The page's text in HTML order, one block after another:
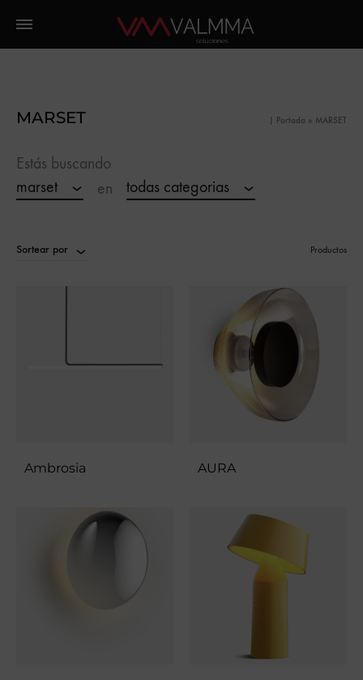
MARSET | Portada » MARSET
Estás buscando
marset
en todas categorias
Sortear por Productos
Ambrosia AURA